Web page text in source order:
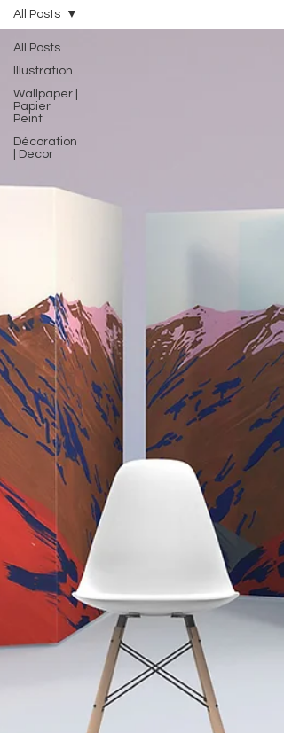
All Posts
Illustration
Wallpaper |
Papier
Peint
Décoration
| Decor
All Posts